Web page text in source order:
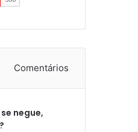
Comentários
negue,